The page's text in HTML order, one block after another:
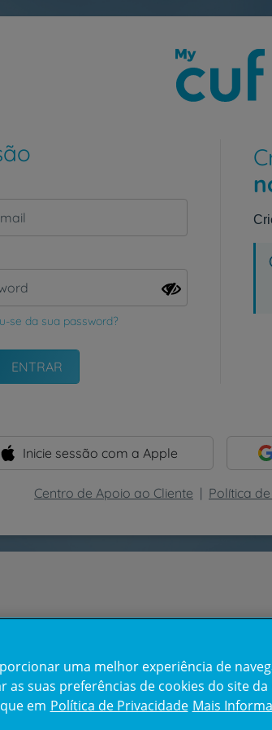
se da sua password?
Inicie sessão com a Apple
Centro de Apoio ao Cliente | Política
uma melhor experiência de
suas preferências de cookies do site
em Política de Privacidade Mais